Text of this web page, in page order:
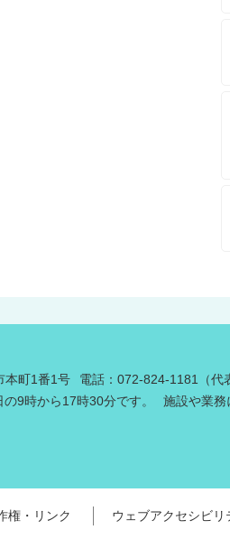
本町1番1号
電話：072-824-1181（代
9時から17時30分です。
施設や業務
権・リンク ウェブアクセシビリ